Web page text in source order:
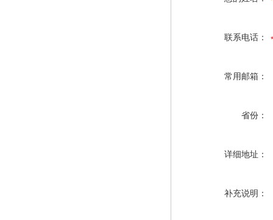
联系电话：
常用邮箱：
省份：
详细地址：
补充说明：